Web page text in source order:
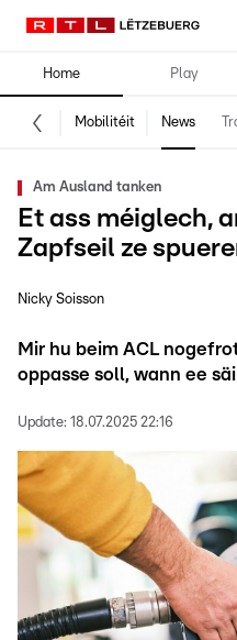
Home Play
Mobilitéit News
Am Ausland tanken
Et ass méiglech,
Zapfseil ze
Nicky Soisson
Mir hu beim ACL
oppasse soll, wann ee
Update: 18.07.2025 22:16